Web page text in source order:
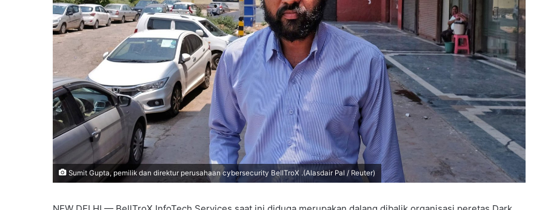
Sumit Gupta, pemilik dan direktur perusahaan cybersecurity BellTroX .(Alasdair Pal / Reuter)